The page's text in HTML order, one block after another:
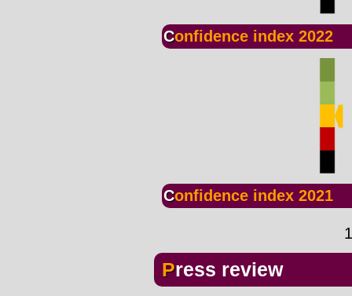
Confidence index 2022
Confidence index 2021
Press review